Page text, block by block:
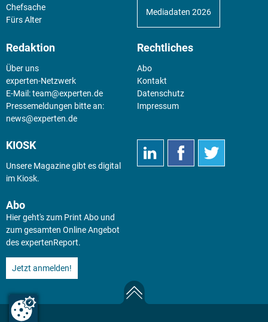
Chefsache
Fürs Alter
Mediadaten 2026
Redaktion
Über uns
experten-Netzwerk
E-Mail:team@experten.de
Pressemeldungen bitte an:
news@experten.de
Rechtliches
Abo
Kontakt
Datenschutz
Impressum
KIOSK
Unsere Magazine gibt es digital
im Kiosk.
Abo
Hier geht's zum Print Abo und
zum gesamten Online Angebot
des expertenReport.
Jetzt anmelden!